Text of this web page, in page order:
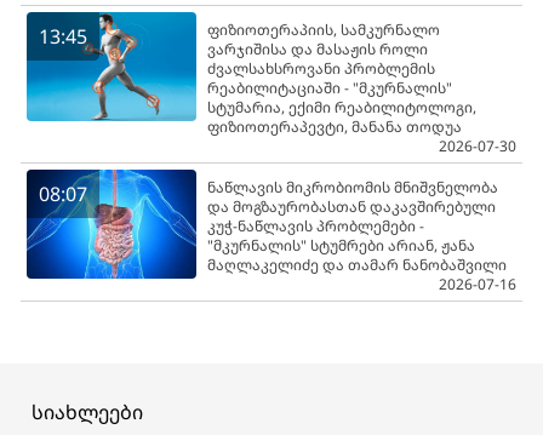
13:45
ფიზიოთერაპიის, სამკურნალო
ვარჯიშისა და მასაჟის როლი
ძვალსახსროვანი პრობლემის
რეაბილიტაციაში - "მკურნალის"
სტუმარია, ექიმი რეაბილიტოლოგი,
ფიზიოთერაპევტი, მანანა თოდუა
2026-07-30
08:07
ნაწლავის მიკრობიომის მნიშვნელობა
და მოგზაურობასთან დაკავშირებული
კუჭ-ნაწლავის პრობლემები -
"მკურნალის" სტუმრები არიან, ჟანა
მაღლაკელიძე და თამარ ნანობაშვილი
2026-07-16
სიახლეები